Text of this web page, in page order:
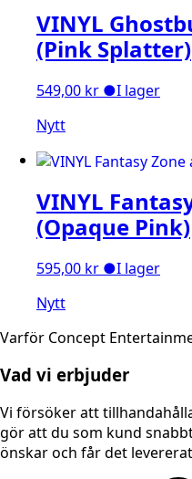
VINYL
(Pink Splatter)
549,00 kr ●I lager
Nytt
VINYL
(Opaque Pink)
595,00 kr ●I lager
Nytt
Varför Concept
Vad vi erbjuder
Vi försöker att
gör att du som kund
önskar och får det